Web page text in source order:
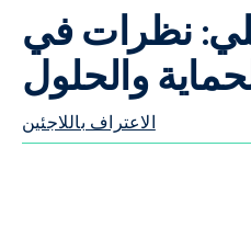
نظرات في
والحلول
الاعتراف باللاجئين